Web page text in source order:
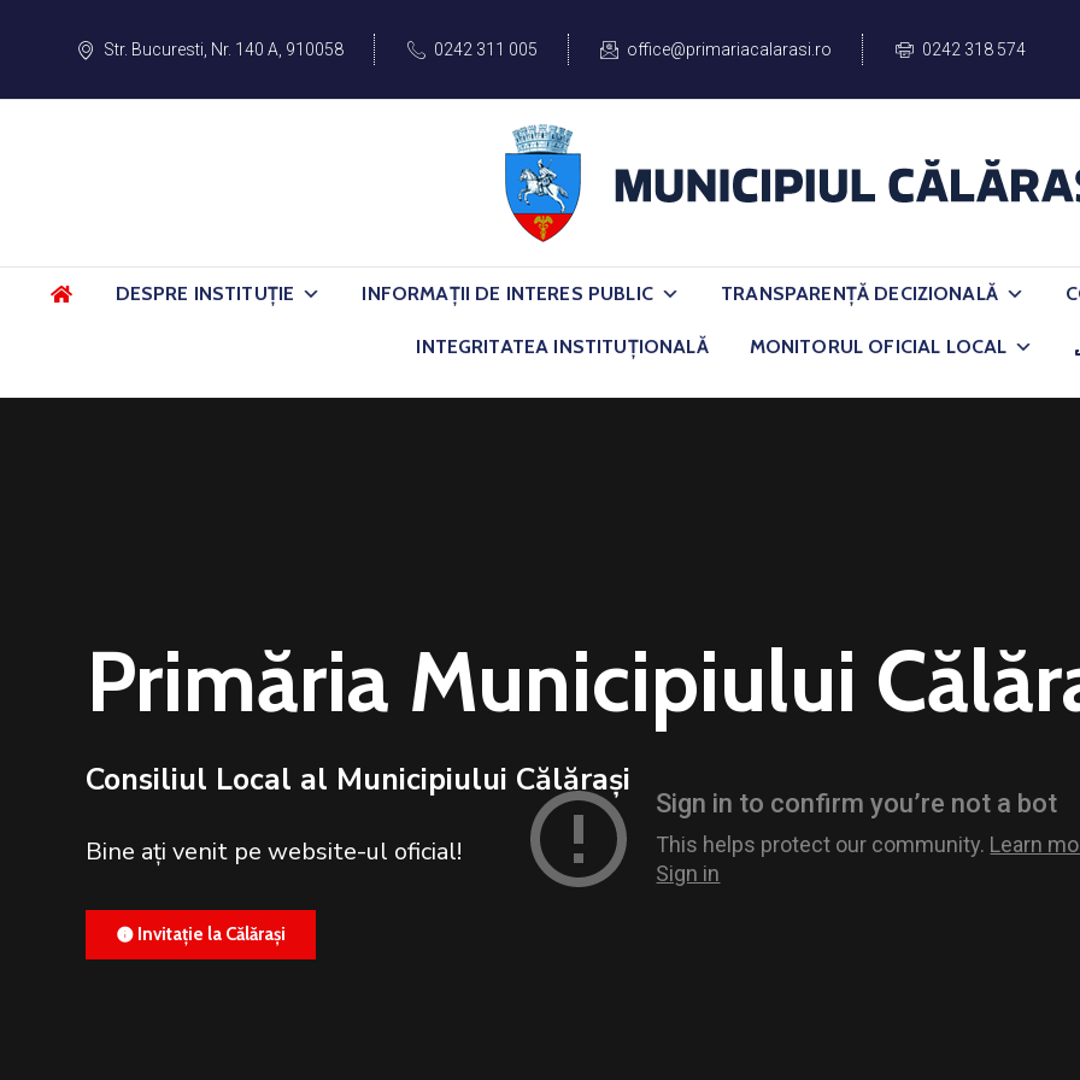
Str. Bucuresti, Nr. 140 A, 910058 0242 311 005 office@primariacalarasi.ro 0242 318 574
DESPRE INSTITUȚIE INFORMAȚII DE INTERES PUBLIC TRANSPARENȚĂ DECIZIONALĂ
INTEGRITATEA INSTITUȚIONALĂ MONITORUL OFICIAL LOCAL
Primăria Municipiului
Consiliul Local al Municipiului Călărași
Bine ați venit pe website-ul oficial!
info Invitație la Călărași